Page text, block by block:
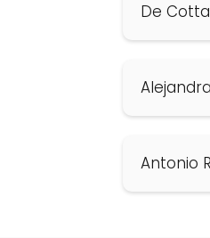
De
Antonio